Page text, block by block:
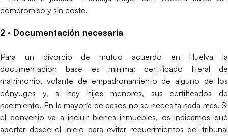
compromiso y sin coste.
2 · Documentación necesaria
Para un divorcio de mutuo acuerdo en Huelva la
documentación base es mínima: certificado literal de
matrimonio, volante de empadronamiento de alguno de los
cónyuges y, si hay hijos menores, sus certificados de
nacimiento. En la mayoría de casos no se necesita nada más. Si
el convenio va a incluir bienes inmuebles, os indicamos qué
aportar desde el inicio para evitar requerimientos del tribunal